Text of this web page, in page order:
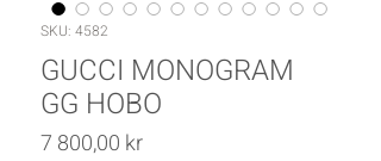
SKU: 4582
GUCCI MONOGRAM
GG HOBO
7 800,00 krPris